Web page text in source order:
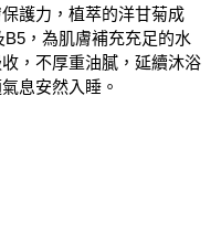
護力，植萃的洋甘菊成
，為肌膚補充充足的水
，不厚重油膩，延續沐浴
息安然入睡。